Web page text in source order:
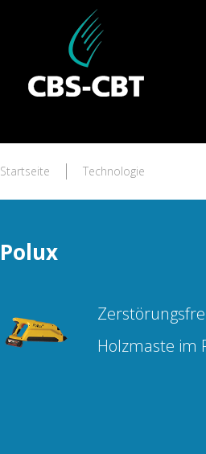
Startseite Technologie
Polux
Holzmaste im